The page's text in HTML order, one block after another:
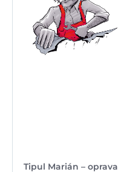
Tipul Marián – oprava